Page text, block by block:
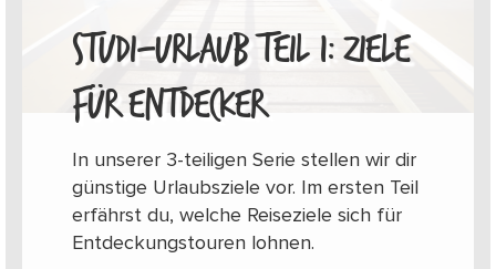
STUDI-URLAUB TEIL 1: ZIELE
FÜR ENTDECKER
In unserer 3-teiligen Serie stellen wir dir
günstige Urlaubsziele vor. Im ersten Teil
erfährst du, welche Reiseziele sich für
Entdeckungstouren lohnen.